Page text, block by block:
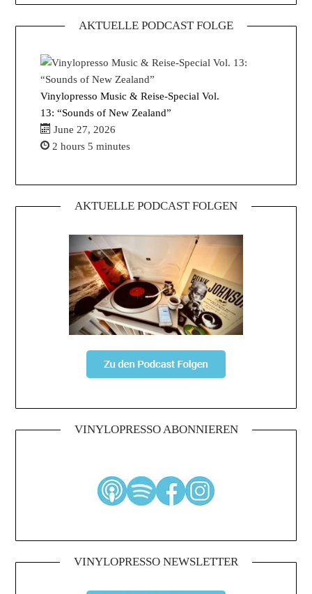
AKTUELLE PODCAST FOLGE
Vinylopresso Music & Reise-Special Vol.
13: “Sounds of New Zealand”
June 27, 2026
2 hours 5 minutes
AKTUELLE PODCAST FOLGEN
VINYLOPRESSO ABONNIEREN
VINYLOPRESSO NEWSLETTER